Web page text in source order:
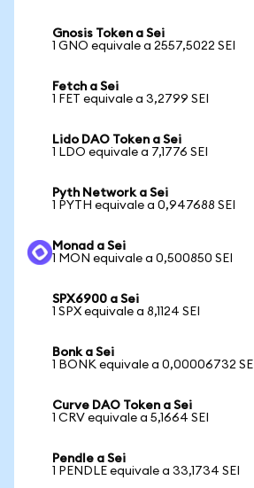
Gnosis Token a Sei
1 GNO equivale a 2557,5022 SEI
Fetch a Sei
1 FET equivale a 3,2799 SEI
Lido DAO Token a Sei
1 LDO equivale a 7,1776 SEI
Pyth Network a Sei
1 PYTH equivale a 0,947688 SEI
Monad a Sei
1 MON equivale a 0,500850 SEI
SPX6900 a Sei
1 SPX equivale a 8,1124 SEI
Bonk a Sei
1 BONK equivale a 0,00006732 SEI
Curve DAO Token a Sei
1 CRV equivale a 5,1664 SEI
Pendle a Sei
1 PENDLE equivale a 33,1734 SEI